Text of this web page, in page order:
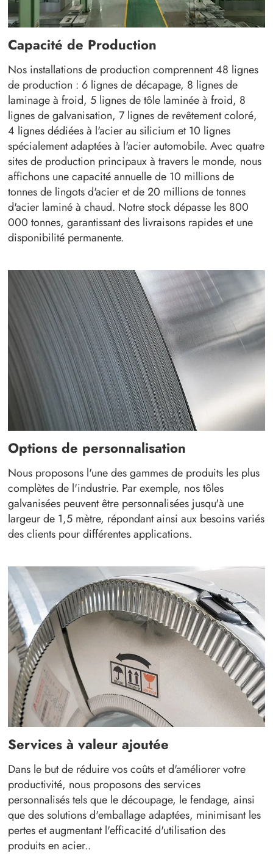
Capacité de Production
Nos installations de production comprennent 48 lignes
de production : 6 lignes de décapage, 8 lignes de
laminage à froid, 5 lignes de tôle laminée à froid, 8
lignes de galvanisation, 7 lignes de revêtement coloré,
4 lignes dédiées à l'acier au silicium et 10 lignes
spécialement adaptées à l'acier automobile. Avec quatre
sites de production principaux à travers le monde, nous
affichons une capacité annuelle de 10 millions de
tonnes de lingots d'acier et de 20 millions de tonnes
d'acier laminé à chaud. Notre stock dépasse les 800
000 tonnes, garantissant des livraisons rapides et une
disponibilité permanente.
Options de personnalisation
Nous proposons l'une des gammes de produits les plus
complètes de l'industrie. Par exemple, nos tôles
galvanisées peuvent être personnalisées jusqu'à une
largeur de 1,5 mètre, répondant ainsi aux besoins variés
des clients pour différentes applications.
Services à valeur ajoutée
Dans le but de réduire vos coûts et d'améliorer votre
productivité, nous proposons des services
personnalisés tels que le découpage, le fendage, ainsi
que des solutions d'emballage adaptées, minimisant les
pertes et augmentant l'efficacité d'utilisation des
produits en acier..